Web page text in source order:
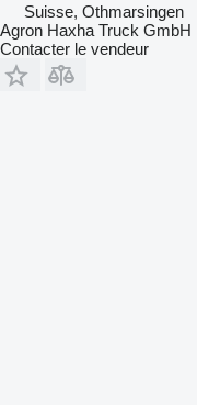
Suisse, Othmarsingen
Agron Haxha Truck GmbH
Contacter le vendeur